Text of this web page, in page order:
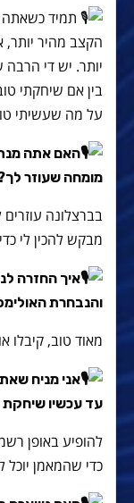
תמיד כשאתה
הקצב מהיר יותר,
יותר. יש די
בין אם שיחקתי
על מה שעשיתי
האם אתה
מומחה שעוזר
בברצלונה
מבקש להכין לי
והנבחרת
מאוד טוב, קיבלו
אני מניח
עד עכשיו
להופיע באופן
כדי שהמאמן יוכל